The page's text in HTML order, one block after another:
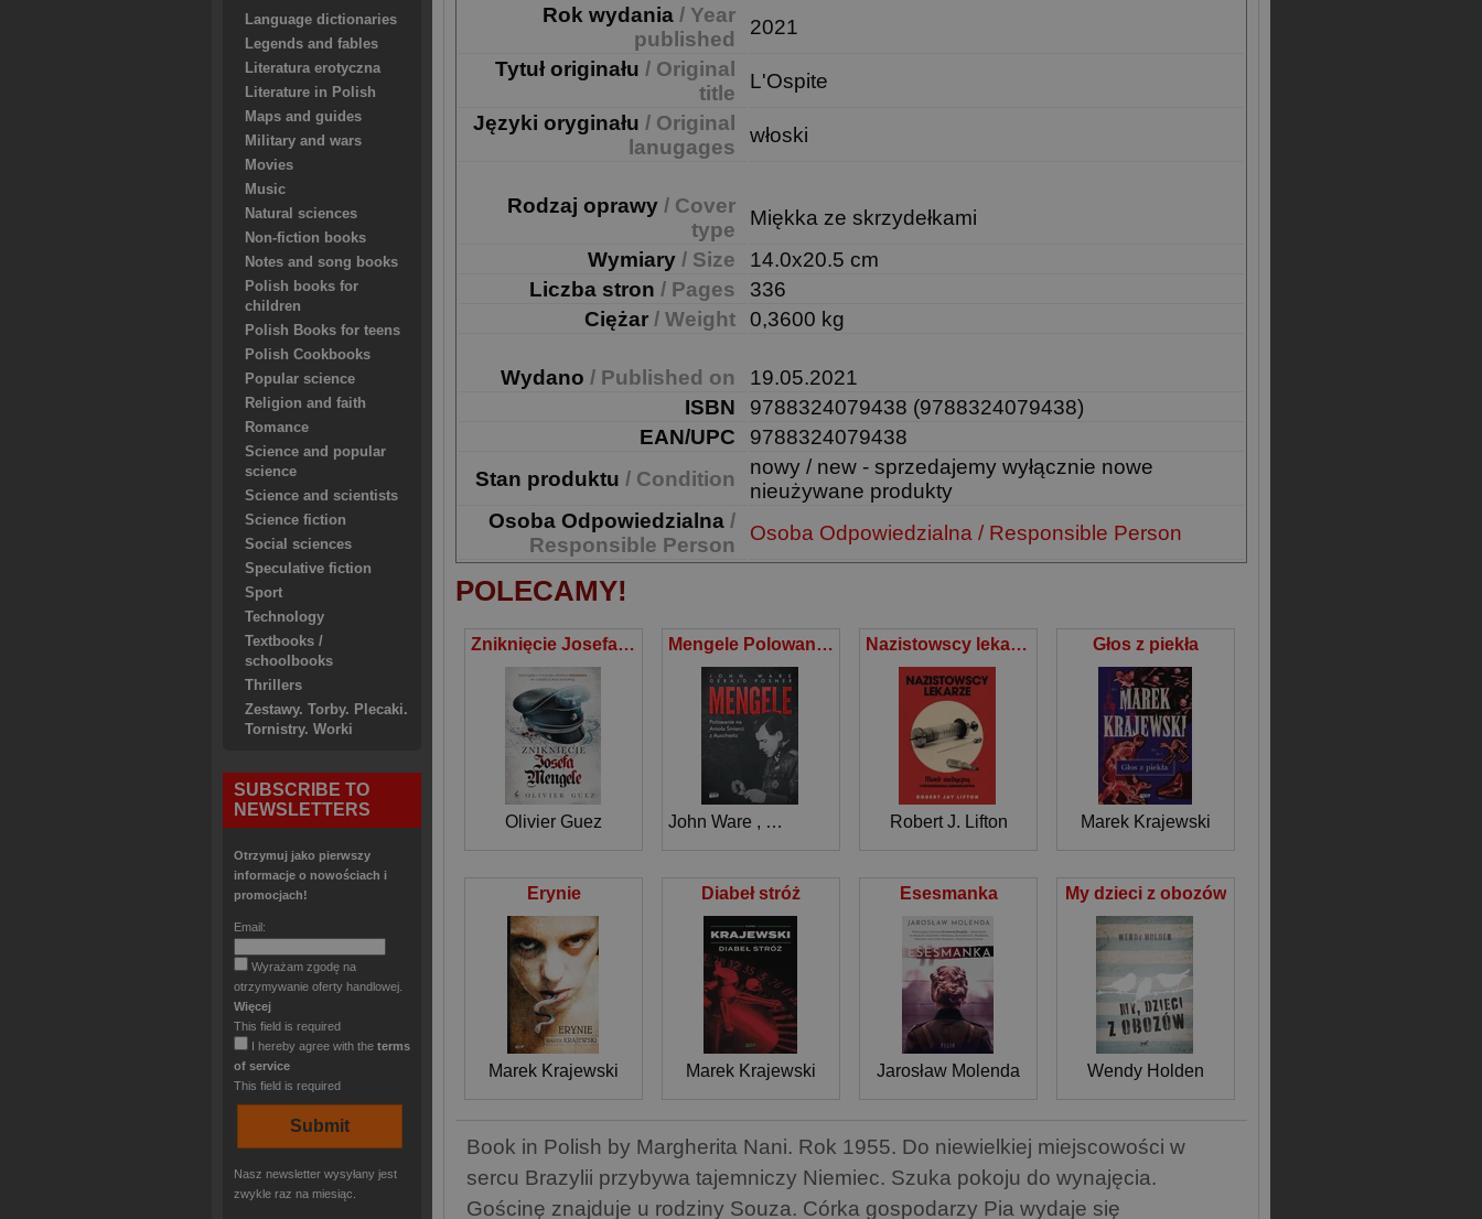
Language dictionaries
Legends and fables
Literatura erotyczna
Literature in Polish
Maps and guides
Military and wars
Movies
Music
Natural sciences
Non-fiction books
Notes and song books
Polish books for
children
Polish Books for teens
Polish Cookbooks
Popular science
Religion and faith
Romance
Science and popular
science
Science and scientists
Science fiction
Social sciences
Speculative fiction
Sport
Technology
Textbooks /
schoolbooks
Thrillers
Zestawy. Torby. Plecaki.
Tornistry. Worki
SUBSCRIBE TO
NEWSLETTERS
Otrzymuj jako pierwszy
informacje o nowościach i
promocjach!
Email:
Wyrażam zgodę na
otrzymywanie oferty handlowej.
Więcej
This field is required
I hereby agree with the terms
of service
This field is required
Nasz newsletter wysyłany jest
zwykle raz na miesiąc.
Rok wydania / Year
published
2021
Tytuł originału / Original
title
L'Ospite
Języki oryginału / Original
lanugages
włoski
Rodzaj oprawy / Cover
type
Miękka ze skrzydełkami
Wymiary / Size
14.0x20.5 cm
Liczba stron / Pages
336
Ciężar / Weight 0,3600 kg
Wydano / Published on
19.05.2021
ISBN
9788324079438 (9788324079438)
EAN/UPC
9788324079438
Stan produktu / Condition
nowy / new - sprzedajemy wyłącznie nowe
nieużywane produkty
Osoba Odpowiedzialna /
Responsible Person
Osoba Odpowiedzialna / Responsible Person
POLECAMY!
Zniknięcie Josefa Mengele
Olivier Guez
Mengele Polowanie na Anioła Śmierci z Auschwitz
John Ware , Gerald Posner
Nazistowscy lekarze Mord medyczny i psychologia ludobójstwa
Robert J. Lifton
Głos z piekła
Marek Krajewski
Erynie
Marek Krajewski
Diabeł stróż
Marek Krajewski
Esesmanka
Jarosław Molenda
My dzieci z obozów
Wendy Holden
Book in Polish by Margherita Nani. Rok 1955. Do niewielkiej miejscowości w
sercu Brazylii przybywa tajemniczy Niemiec. Szuka pokoju do wynajęcia.
Gościnę znajduje u rodziny Souza. Córka gospodarzy Pia wydaje się